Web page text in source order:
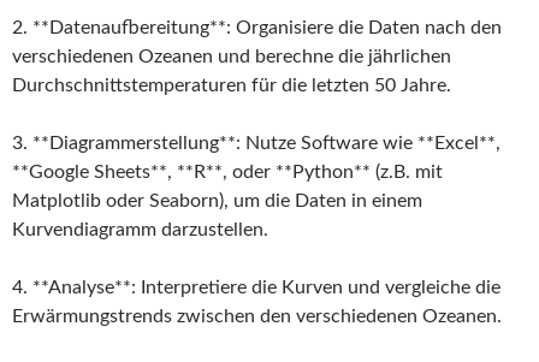
2. **Datenaufbereitung**: Organisiere die Daten nach den
verschiedenen Ozeanen und berechne die jährlichen
Durchschnittstemperaturen für die letzten 50 Jahre.
3. **Diagrammerstellung**: Nutze Software wie **Excel**,
**Google Sheets**, **R**, oder **Python** (z.B. mit
Matplotlib oder Seaborn), um die Daten in einem
Kurvendiagramm darzustellen.
4. **Analyse**: Interpretiere die Kurven und vergleiche die
Erwärmungstrends zwischen den verschiedenen Ozeanen.